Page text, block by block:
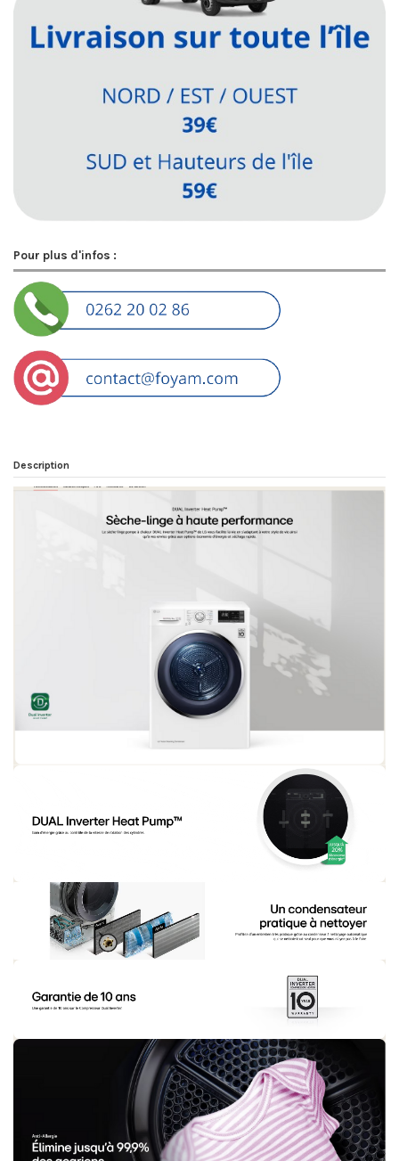
Pour plus d'infos :
Description